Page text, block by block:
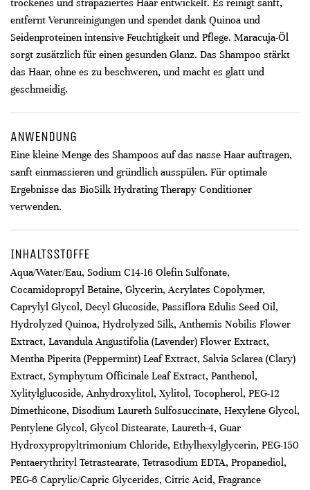
trockenes und strapaziertes Haar entwickelt. Es reinigt sanft,
entfernt Verunreinigungen und spendet dank Quinoa und
Seidenproteinen intensive Feuchtigkeit und Pflege. Maracuja-Öl
sorgt zusätzlich für einen gesunden Glanz. Das Shampoo stärkt
das Haar, ohne es zu beschweren, und macht es glatt und
geschmeidig.
ANWENDUNG
Eine kleine Menge des Shampoos auf das nasse Haar auftragen,
sanft einmassieren und gründlich ausspülen. Für optimale
Ergebnisse das BioSilk Hydrating Therapy Conditioner
verwenden.
INHALTSSTOFFE
Aqua/Water/Eau, Sodium C14-16 Olefin Sulfonate,
Cocamidopropyl Betaine, Glycerin, Acrylates Copolymer,
Caprylyl Glycol, Decyl Glucoside, Passiflora Edulis Seed Oil,
Hydrolyzed Quinoa, Hydrolyzed Silk, Anthemis Nobilis Flower
Extract, Lavandula Angustifolia (Lavender) Flower Extract,
Mentha Piperita (Peppermint) Leaf Extract, Salvia Sclarea (Clary)
Extract, Symphytum Officinale Leaf Extract, Panthenol,
Xylitylglucoside, Anhydroxylitol, Xylitol, Tocopherol, PEG-12
Dimethicone, Disodium Laureth Sulfosuccinate, Hexylene Glycol,
Pentylene Glycol, Glycol Distearate, Laureth-4, Guar
Hydroxypropyltrimonium Chloride, Ethylhexylglycerin, PEG-150
Pentaerythrityl Tetrastearate, Tetrasodium EDTA, Propanediol,
PEG-6 Caprylic/Capric Glycerides, Citric Acid, Fragrance